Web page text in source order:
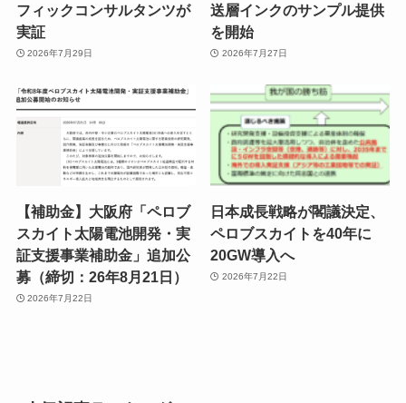
フィックコンサルタンツが
実証
2026年7月29日
送層インクのサンプル提供
を開始
2026年7月27日
【補助金】大阪府「ペロブ
スカイト太陽電池開発・実
証支援事業補助金」追加公
募（締切：26年8月21日）
2026年7月22日
日本成長戦略が閣議決定、
ペロブスカイトを40年に
20GW導入へ
2026年7月22日